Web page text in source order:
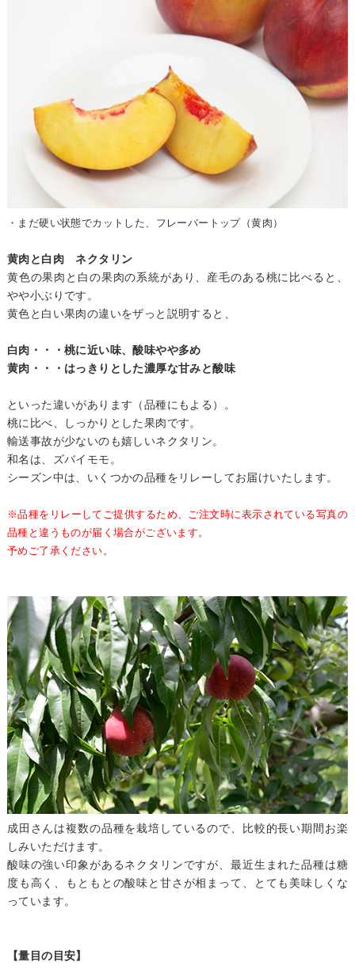
・まだ硬い状態でカットした、フレーバートップ（黄肉）
黄肉と白肉 ネクタリン
黄色の果肉と白の果肉の系統があり、産毛のある桃に比べると、
やや小ぶりです。
黄色と白い果肉の違いをザっと説明すると、
白肉・・・桃に近い味、酸味やや多め
黄肉・・・はっきりとした濃厚な甘みと酸味
といった違いがあります（品種にもよる）。
桃に比べ、しっかりとした果肉です。
輸送事故が少ないのも嬉しいネクタリン。
和名は、ズバイモモ。
シーズン中は、いくつかの品種をリレーしてお届けいたします。
※品種をリレーしてご提供するため、ご注文時に表示されている写真の
品種と違うものが届く場合がございます。
予めご了承ください。
成田さんは複数の品種を栽培しているので、比較的長い期間お楽
しみいただけます。
酸味の強い印象があるネクタリンですが、最近生まれた品種は糖
度も高く、もともとの酸味と甘さが相まって、とても美味しくな
っています。
【量目の目安】